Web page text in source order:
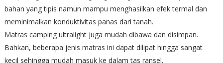
bahan yang tipis namun mampu menghasilkan efek termal dan
meminimalkan konduktivitas panas dari tanah.
Matras camping ultralight juga mudah dibawa dan disimpan.
Bahkan, beberapa jenis matras ini dapat dilipat hingga sangat
kecil sehingga mudah masuk ke dalam tas ransel.